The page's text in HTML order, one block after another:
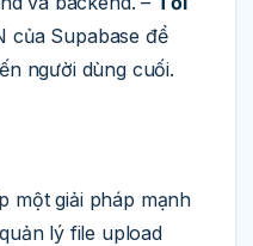
của Supabase để
người dùng cuối.
một giải pháp mạnh
lý file upload